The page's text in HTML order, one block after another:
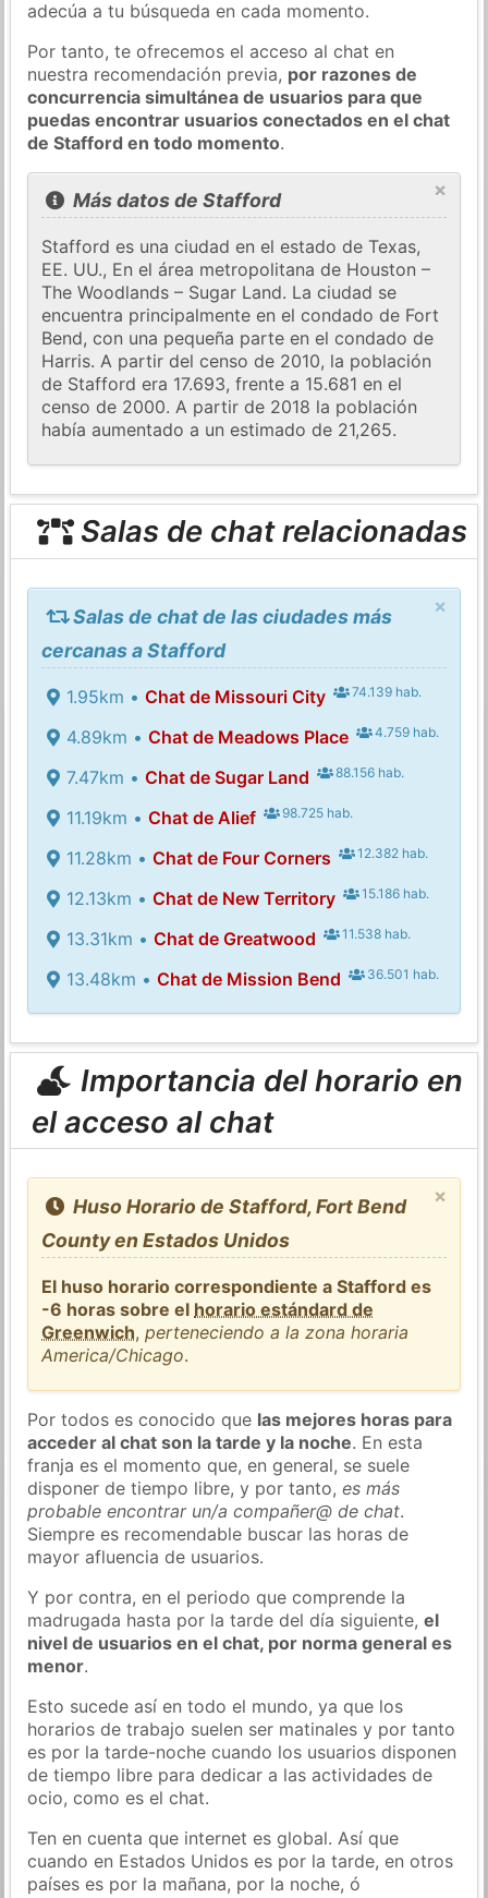
adecúa a tu búsqueda en cada momento.
Por tanto, te ofrecemos el acceso al chat en
nuestra recomendación previa, por razones de
concurrencia simultánea de usuarios para que
puedas encontrar usuarios conectados en el chat
de Stafford en todo momento.
×
Más datos de Stafford
Stafford es una ciudad en el estado de Texas,
EE. UU., En el área metropolitana de Houston –
The Woodlands – Sugar Land. La ciudad se
encuentra principalmente en el condado de Fort
Bend, con una pequeña parte en el condado de
Harris. A partir del censo de 2010, la población
de Stafford era 17.693, frente a 15.681 en el
censo de 2000. A partir de 2018 la población
había aumentado a un estimado de 21,265.
Salas de chat relacionadas
×
Salas de chat de las ciudades más
cercanas a Stafford
1.95km • Chat de Missouri City 74.139 hab.
4.89km • Chat de Meadows Place 4.759 hab.
7.47km • Chat de Sugar Land 88.156 hab.
11.19km • Chat de Alief 98.725 hab.
11.28km • Chat de Four Corners 12.382 hab.
12.13km • Chat de New Territory 15.186 hab.
13.31km • Chat de Greatwood 11.538 hab.
13.48km • Chat de Mission Bend 36.501 hab.
Importancia del horario en
el acceso al chat
×
Huso Horario de Stafford, Fort Bend
County en Estados Unidos
El huso horario correspondiente a Stafford es
-6 horas sobre el horario estándard de
Greenwich,perteneciendo a la zona horaria
America/Chicago.
Por todos es conocido que las mejores horas para
acceder al chat son la tarde y la noche. En esta
franja es el momento que, en general, se suele
disponer de tiempo libre, y por tanto,es más
probable encontrar un/a compañer@ de chat.
Siempre es recomendable buscar las horas de
mayor afluencia de usuarios.
Y por contra, en el periodo que comprende la
madrugada hasta por la tarde del día siguiente,el
nivel de usuarios en el chat, por norma general es
menor.
Esto sucede así en todo el mundo, ya que los
horarios de trabajo suelen ser matinales y por tanto
es por la tarde-noche cuando los usuarios disponen
de tiempo libre para dedicar a las actividades de
ocio, como es el chat.
Ten en cuenta que internet es global. Así que
cuando en Estados Unidos es por la tarde, en otros
países es por la mañana, por la noche, ó